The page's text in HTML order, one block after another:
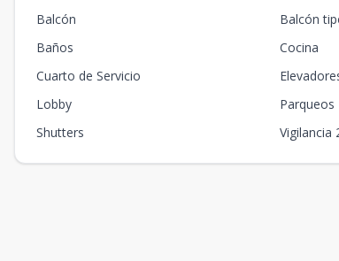
Balcón
Balcón
Baños
Cocina
Cuarto de Servicio
Lobby
Parqueos
Shutters
Vigilancia